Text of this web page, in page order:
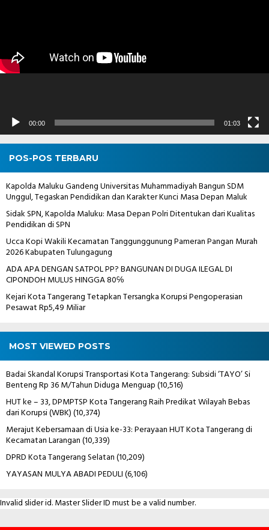
00:00 01:03
POS-POS TERBARU
Kapolda Maluku Gandeng Universitas Muhammadiyah Bangun SDM
Unggul, Tegaskan Pendidikan dan Karakter Kunci Masa Depan Maluk
Sidak SPN, Kapolda Maluku: Masa Depan Polri Ditentukan dari Kualitas
Pendidikan di SPN
Ucca Kopi Wakili Kecamatan Tanggunggunung Pameran Pangan Murah
2026 Kabupaten Tulungagung
ADA APA DENGAN SATPOL PP? BANGUNAN DI DUGA ILEGAL DI
CIPONDOH MULUS HINGGA 80℅
Kejari Kota Tangerang Tetapkan Tersangka Korupsi Pengoperasian
Pesawat Rp5,49 Miliar
MOST VIEWED POSTS
Badai Skandal Korupsi Transportasi Kota Tangerang: Subsidi ‘TAYO’ Si
Benteng Rp 36 M/Tahun Diduga Menguap(10,516)
HUT ke – 33, DPMPTSP Kota Tangerang Raih Predikat Wilayah Bebas
dari Korupsi (WBK)(10,374)
Merajut Kebersamaan di Usia ke-33: Perayaan HUT Kota Tangerang di
Kecamatan Larangan(10,339)
DPRD Kota Tangerang Selatan(10,209)
YAYASAN MULYA ABADI PEDULI(6,106)
Invalid slider id. Master Slider ID must be a valid number.